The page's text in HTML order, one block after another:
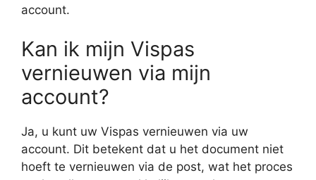
account.
Kan ik mijn Vispas
vernieuwen via mijn
account?
Ja, u kunt uw Vispas vernieuwen via uw
account. Dit betekent dat u het document niet
hoeft te vernieuwen via de post, wat het proces